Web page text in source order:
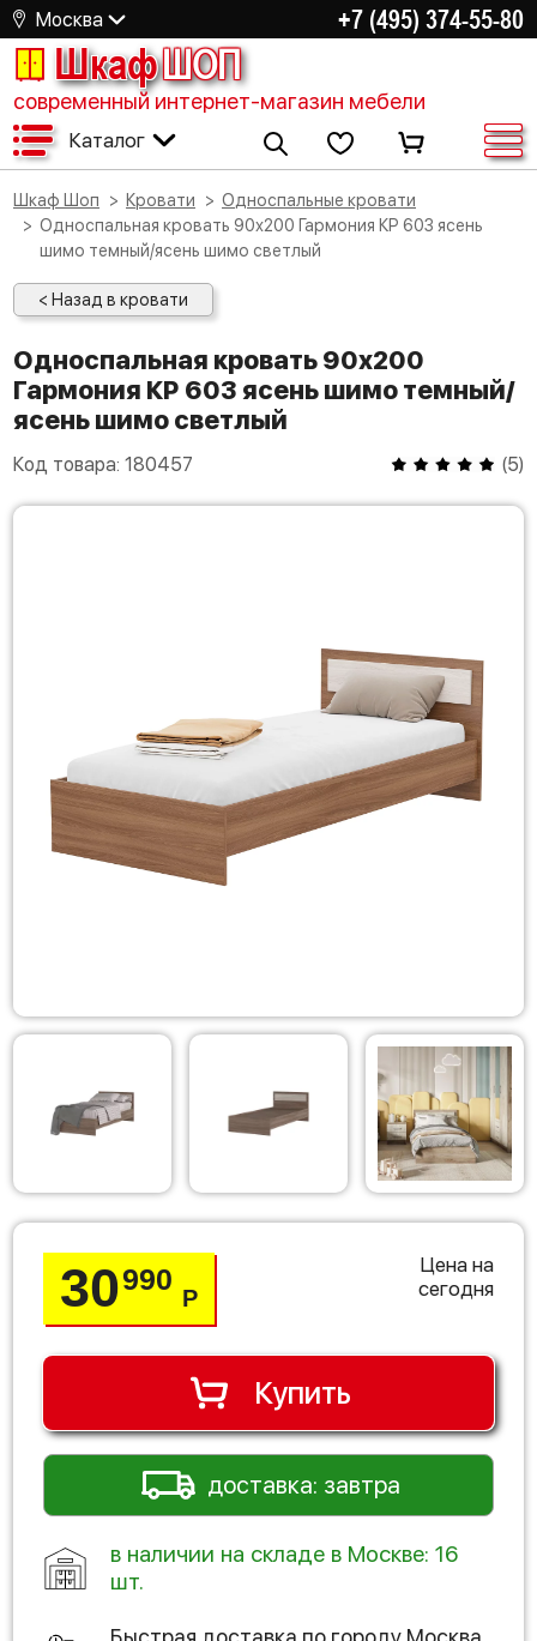
Москва +7 (495) 374-55-80
ШкафШОП
современный интернет-магазин мебели
Каталог
Шкаф Шоп Кровати
Односпальные кровати
Односпальная кровать 90х200 Гармония КР 603 ясень
шимо темный/ясень шимо светлый
< Назад в кровати
Односпальная кровать 90х200
Гармония КР 603 ясень шимо темный/
ясень шимо светлый
Код товара: 180457 (5)
30990
Р
Цена на
сегодня
Купить
доставка: завтра
в наличии на складе в Москве: 16
шт.